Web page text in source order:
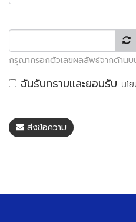
กรุณากรอกตัวเลขผลลัพธ์จากด้านบ
ฉันรับทราบและยอมรับ นโ
ส่งข้อความ